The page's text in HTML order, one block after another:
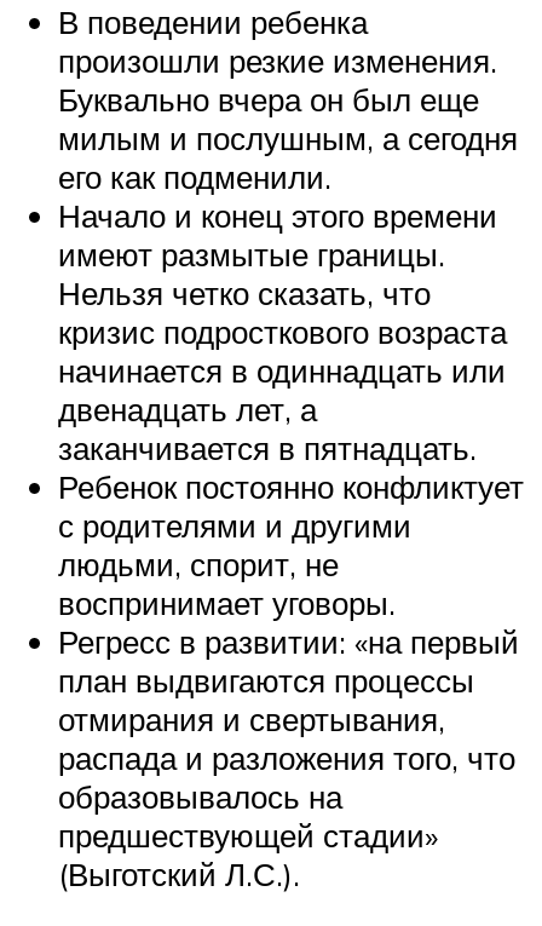
В поведении ребенка
произошли резкие изменения.
Буквально вчера он был еще
милым и послушным, а сегодня
его как подменили.
Начало и конец этого времени
имеют размытые границы.
Нельзя четко сказать, что
кризис подросткового возраста
начинается в одиннадцать или
двенадцать лет, а
заканчивается в пятнадцать.
Ребенок постоянно конфликтует
с родителями и другими
людьми, спорит, не
воспринимает уговоры.
Регресс в развитии: «на первый
план выдвигаются процессы
отмирания и свертывания,
распада и разложения того, что
образовывалось на
предшествующей стадии»
(Выготский Л.С.).